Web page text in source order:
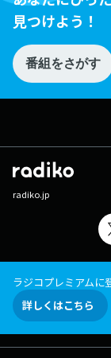
見つけよう！
番組をさがす
radiko.jp
ラジコプレミアムに
詳しくはこちら